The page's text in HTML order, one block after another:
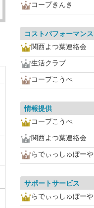
コープきんき
コストパフォーマンス
関西よつ葉連絡会
生活クラブ
コープこうべ
情報提供
コープこうべ
関西よつ葉連絡会
らでぃっしゅぼーや
サポートサービス
らでぃっしゅぼーや